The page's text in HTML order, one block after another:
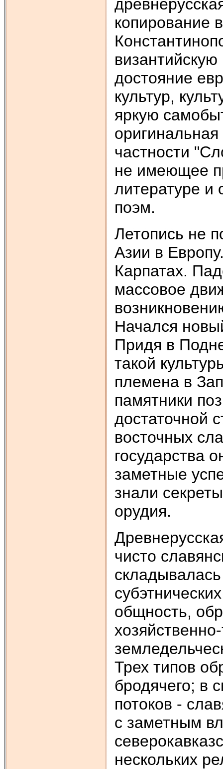
копирование
достояние
культур,
яркую
частности
не имеющее
литературе и
поэм.
Летопись не
Азии в
Карпатах.
массовое
Начался
Придя в
такой
племена в
памятники
достаточной
восточных
государства
заметные
знали
орудия.
чисто
общность,
Трех типов
бродячего; в
потоков -
с заметным
нескольких